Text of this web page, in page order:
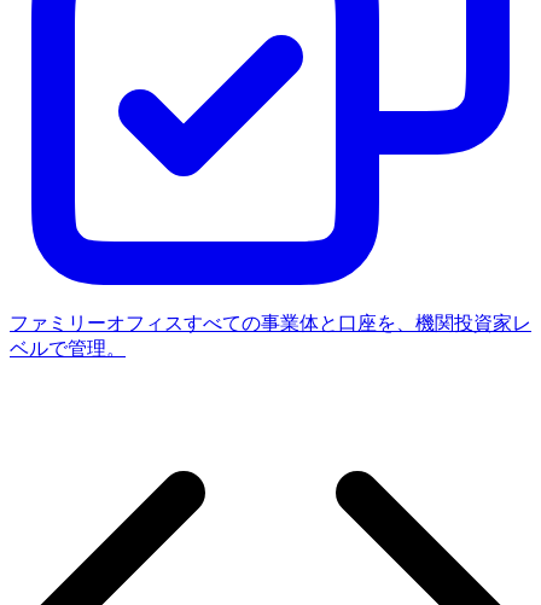
ファミリーオフィスすべての事業体と口座を、機関投資家レ
ベルで管理。